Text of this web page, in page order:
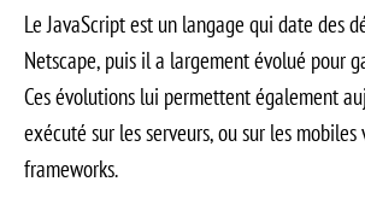
Le JavaScript est un langage qui date des
Netscape, puis il a largement évolué pour
Ces évolutions lui permettent également
exécuté sur les serveurs, ou sur les mobiles
frameworks.